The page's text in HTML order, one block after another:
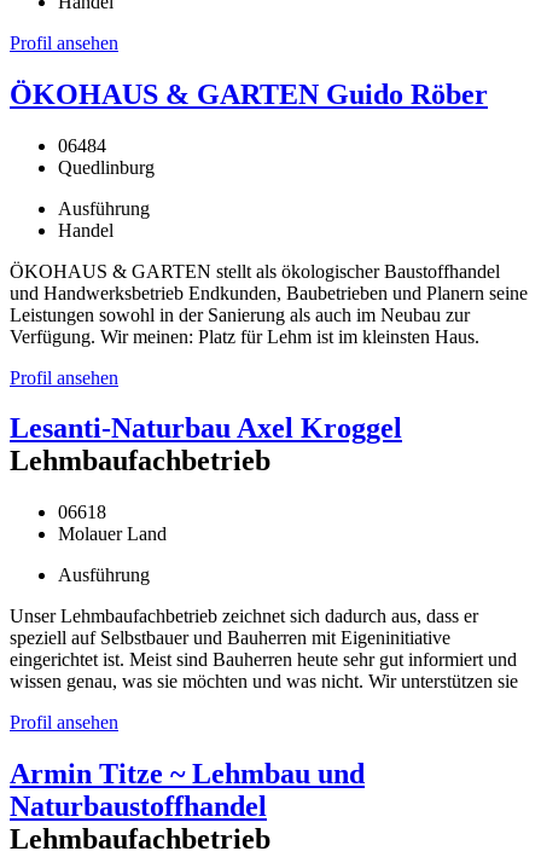
Profil ansehen
ÖKOHAUS & GARTEN Guido Röber
06484
Quedlinburg
Ausführung
Handel
ÖKOHAUS & GARTEN stellt als ökologischer Baustoffhandel
und Handwerksbetrieb Endkunden, Baubetrieben und Planern seine
Leistungen sowohl in der Sanierung als auch im Neubau zur
Verfügung. Wir meinen: Platz für Lehm ist im kleinsten Haus.
Profil ansehen
Lesanti-Naturbau Axel Kroggel
Lehmbaufachbetrieb
06618
Molauer Land
Ausführung
Unser Lehmbaufachbetrieb zeichnet sich dadurch aus, dass er
speziell auf Selbstbauer und Bauherren mit Eigeninitiative
eingerichtet ist. Meist sind Bauherren heute sehr gut informiert und
wissen genau, was sie möchten und was nicht. Wir unterstützen sie
Profil ansehen
Armin Titze ~ Lehmbau und
Naturbaustoffhandel
Lehmbaufachbetrieb